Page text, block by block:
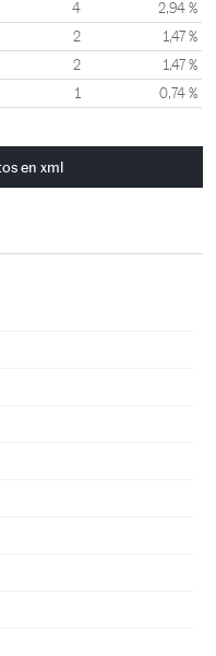
4 2,94 %
2 1,47 %
2 1,47 %
1 0,74 %
en xml